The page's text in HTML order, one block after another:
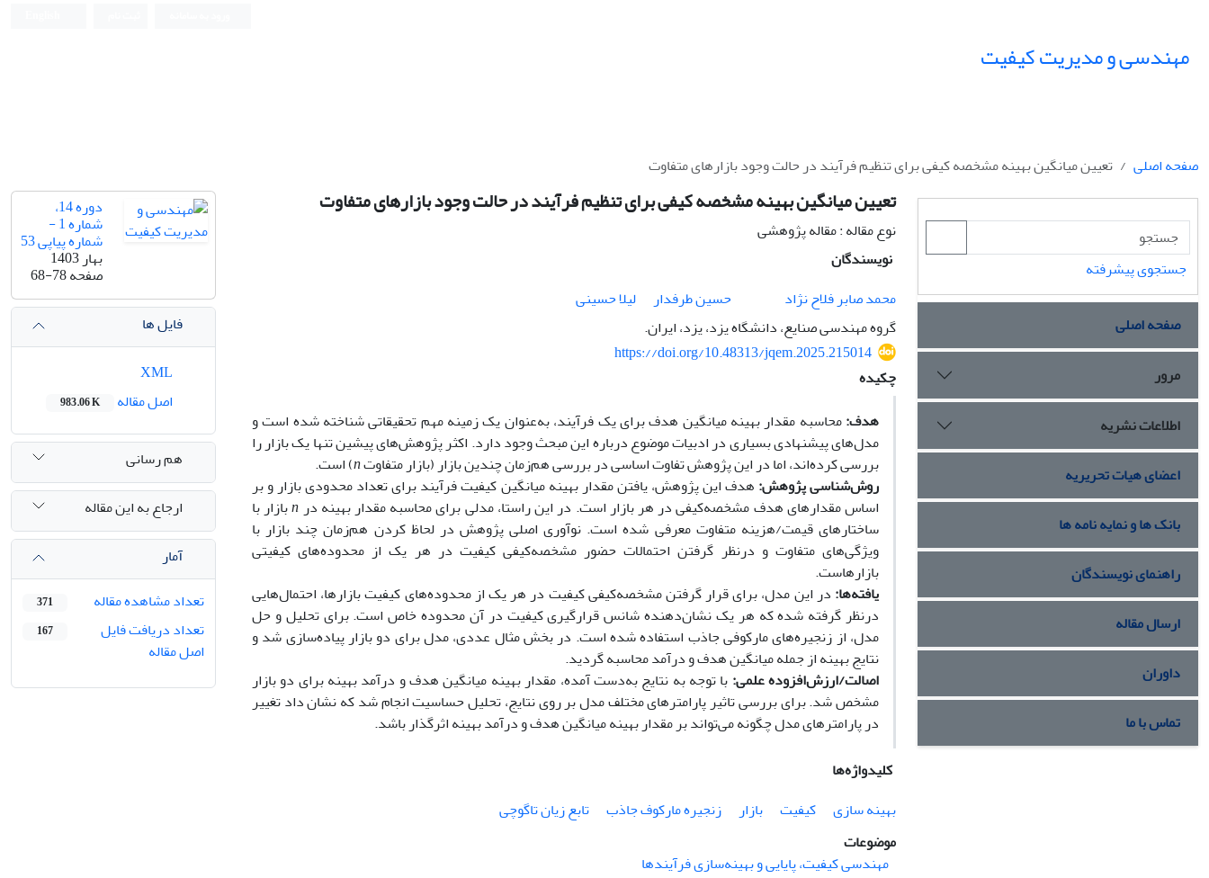
مهندسی و مدیریت کیفیت
صفحه اصلی تعیین میانگین بهینه مشخصه کیفی برای تنظیم فرآیند در حالت وجود بازارهای متفاوت
تعیین میانگین بهینه مشخصه کیفی برای تنظیم فرآیند در حالت وجود بازارهای متفاوت
نوع مقاله : مقاله پژوهشی
نویسندگان
محمد صابر فلاح نژاد
حسین طرفدار
لیلا حسینی
گروه مهندسی صنایع، دانشگاه یزد، یزد، ایران.
https://doi.org/10.48313/jqem.2025.215014
چکیده
هدف:محاسبه مقدار بهینه میانگین هدف برای یک فرآیند، به‌عنوان یک زمینه مهم تحقیقاتی شناخته شده است و
مدل‌های پیشنهادی بسیاری در ادبیات موضوع درباره این مبحث وجود دارد. اکثر پژوهش‌های پیشین تنها یک بازار را
بررسی کرده‌اند، اما در این پژوهش تفاوت اساسی در بررسی هم‌زمان چندین بازار (بازار متفاوتn) است.
روش‌شناسی پژوهش: هدف این پژوهش، یافتن مقدار بهینه میانگین کیفیت فرآیند برای تعداد محدودی بازار و بر
اساس مقدار‌های هدف مشخصه‌کیفی در هر بازار است. در این راستا، مدلی برای محاسبه مقدار بهینه درnبازار با
ساختارهای قیمت/هزینه متفاوت معرفی شده است. نوآوری اصلی پژوهش در لحاظ کردن هم‌زمان چند بازار با
ویژگی‌های متفاوت و در‌نظر گرفتن احتمالات حضور مشخصه‌کیفی کیفیت در هر یک از محدوده‌های کیفیتی
بازارهاست.
یافته‌ها: در این مدل، برای قرار گرفتن مشخصه‌کیفی کیفیت در هر یک از محدوده‌های کیفیت بازارها، احتمال‌هایی
در‌نظر گرفته شده که هر یک نشان‌دهنده شانس قرارگیری کیفیت در آن محدوده خاص است. برای تحلیل و حل
مدل، از زنجیره‌های مارکوفی جاذب استفاده شده است. در بخش مثال عددی، مدل برای دو بازار پیاده‌سازی شد و
نتایج بهینه از جمله میانگین هدف و درآمد محاسبه گردید.
اصالت/ارزش‌افزوده علمی: با توجه به نتایج به‌دست ‌آمده، مقدار بهینه میانگین هدف و درآمد بهینه برای دو بازار
مشخص شد. برای بررسی تاثیر پارامترهای مختلف مدل بر روی نتایج، تحلیل حساسیت انجام شد که نشان داد تغییر
در پارامترهای مدل چگونه می‌تواند بر مقدار بهینه میانگین هدف و درآمد بهینه اثرگذار باشد.
کلیدواژه‌ها
بهینه سازی
کیفیت بازار زنجیره مارکوف جاذب
تابع زیان تاگوچی
موضوعات
مهندسی کیفیت، پایایی و بهینه‌سازی فرآیندها
دوره 14،
شماره 1 -
شماره پیاپی 53
بهار 1403
صفحه68-78
فایل ها
اصل مقاله
983.06 K
هم رسانی
ارجاع به این مقاله
آمار
تعداد مشاهده مقاله
371
تعداد دریافت فایل
اصل مقاله
167
جستجوی پیشرفته
صفحه اصلی
مرور
اطلاعات نشریه
اعضای هیات تحریریه
بانک ها و نمایه نامه ها
راهنمای نویسندگان
ارسال مقاله
داوران
تماس با ما